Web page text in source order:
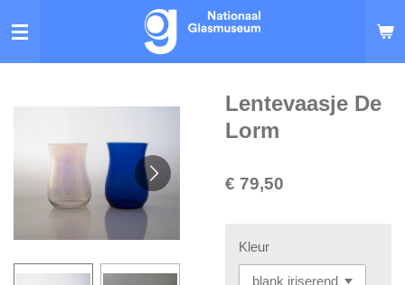
direct
Lentevaasje De
Lorm
€ 79,50
Kleur